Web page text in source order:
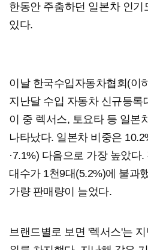
한동안 주춤하던 일본차 인
있다.
이날 한국수입자동차협회(이
지난달 수입 자동차 신규등록
이 중 렉서스, 토요타 등 일본
나타났다. 일본차 비중은
·7.1%) 다음으로 가장 높았다
대수가 1천9대(5.2%)에 불과
가량 판매량이 늘었다.
브랜드별로 보면 '렉서스'는